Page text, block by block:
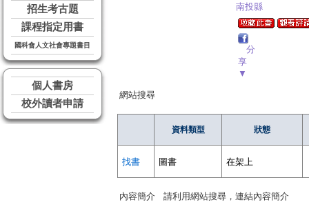
招生考古題
課程指定用書
國科會人文社會專題書目
個人書房
校外讀者申請
南投縣
分
享
▼
網站搜尋
資料類型 狀態
找書 圖書 在架上
內容簡介 請利用網站搜尋，連結內容簡介